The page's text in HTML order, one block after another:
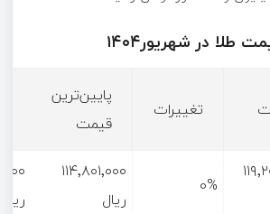
در شهریور۱۴۰۴
تغییرات
پایین‌ترین
قیمت
0%
۱۱۴٬۸۰۱٬۰۰۰
ریال
ریال